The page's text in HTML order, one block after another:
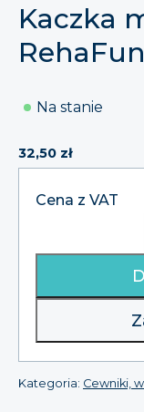
Kaczka
32,50 zł
Na stanie
Cena z VAT
Kategoria: Cewniki,